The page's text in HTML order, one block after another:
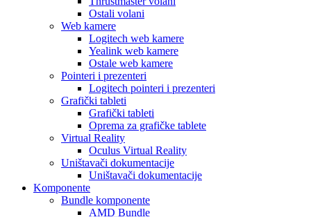
Ostali volani
Web kamere
Logitech web kamere
Yealink web kamere
Ostale web kamere
Pointeri i prezenteri
Logitech pointeri i prezenteri
Grafički tableti
Grafički tableti
Oprema za grafičke tablete
Virtual Reality
Oculus Virtual Reality
Uništavači dokumentacije
Uništavači dokumentacije
Komponente
Bundle komponente
AMD Bundle